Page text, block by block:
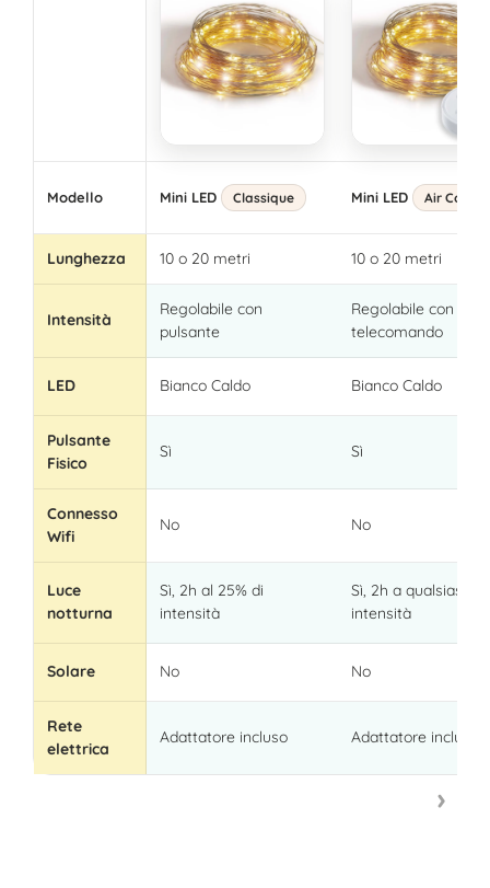
Modello Mini LED Classique Mini LED Air Control
Lunghezza 10 o 20 metri 10 o 20 metri
Intensità
Regolabile con
pulsante
Regolabile con
telecomando
LED Bianco Caldo Bianco Caldo
Pulsante
Fisico
Sì Sì
Connesso
Wifi
No No
Luce
notturna
Sì, 2h al 25% di
intensità
Sì, 2h a qualsiasi
intensità
Solare No No
Rete
elettrica
Adattatore incluso Adattatore incluso